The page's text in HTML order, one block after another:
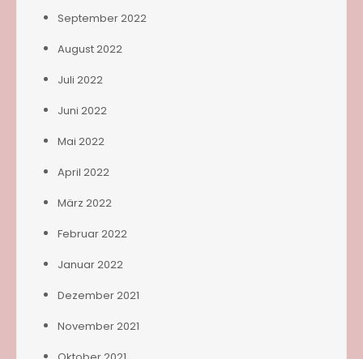
September 2022
August 2022
Juli 2022
Juni 2022
Mai 2022
April 2022
März 2022
Februar 2022
Januar 2022
Dezember 2021
November 2021